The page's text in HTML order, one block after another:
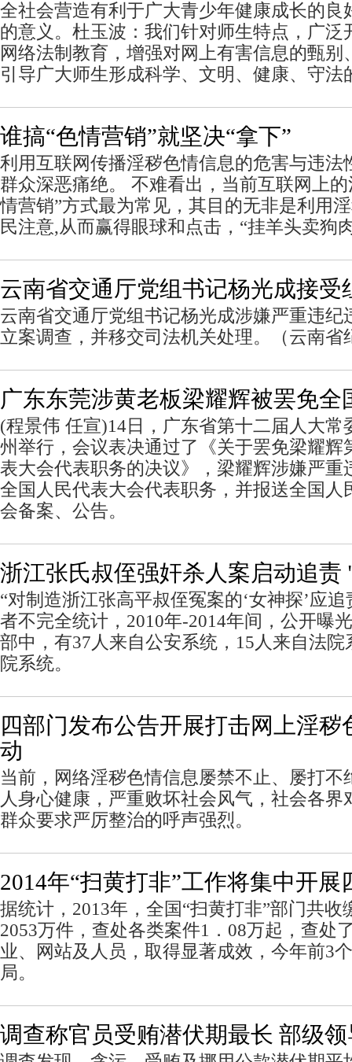
全社会营造有利于广大青少年健康成长的良
的意义。杜玉波：我们针对师生特点，广泛
网络法制教育，增强对网上有害信息的甄别
引导广大师生形成科学、文明、健康、守法
谁搞“色情营销”就坚决“拿下”
利用互联网传播淫秽色情信息的危害与违法
群众深恶痛绝。 不难看出，当前互联网上
情营销”方式最为常见，其目的无非是利用
民注意,从而赢得眼球和点击，“挂羊头卖狗
云南省交通厅党组书记杨光成接受
云南省交通厅党组书记杨光成涉嫌严重违纪
立案调查，并移交司法机关处理。（云南省
广东东莞涉黄老板梁耀辉被罢免全
(程景伟 任宣)14日，广东省第十二届人大常
州举行，会议表决通过了《关于罢免梁耀辉
表大会代表职务的决议》，梁耀辉涉嫌严重
全国人民代表大会代表职务，并报送全国人
会备案、公告。
浙江张氏叔侄强奸杀人案启动追责
“对制造浙江张高平叔侄冤案的‘女神探’应
者不完全统计，2010年-2014年间，公开曝
部中，有37人来自公安系统，15人来自法
院系统。
四部门发布公告开展打击网上淫秽
动
当前，网络淫秽色情信息屡禁不止、屡打不
人身心健康，严重败坏社会风气，社会各界
群众要求严厉整治的呼声强烈。
2014年“扫黄打非”工作将集中开展
据统计，2013年，全国“扫黄打非”部门共收
2053万件，查处各类案件1．08万起，查处
业、网站及人员，取得显著成效，今年前3
局。
调查称官员受贿潜伏期最长 部级